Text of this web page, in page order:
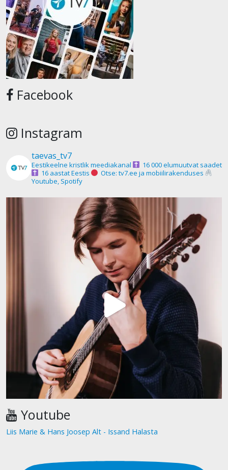
Facebook
Instagram
taevas_tv7
Eestikeelne kristlik meediakanal
16 000 elumuutvat saadet
16 aastat Eestis
Otse: tv7.ee ja mobiilirakenduses
Youtube, Spotify
Youtube
Liis Marie & Hans Joosep Alt - Issand Halasta